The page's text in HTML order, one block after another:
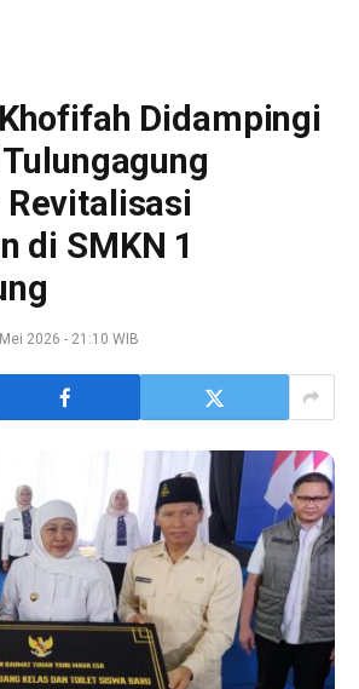
Didampingi
di SMKN 1
2026 - 21:10 WIB